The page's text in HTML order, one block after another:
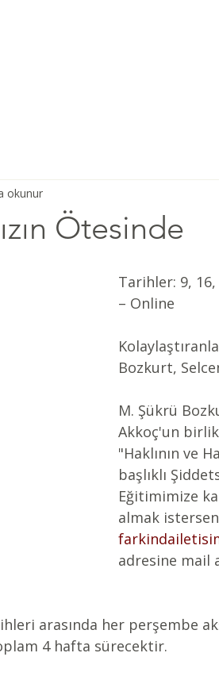
Ötesinde
okunur
Tarihler: 9,
– Online
Bozkurt,
M. Şükrü
Akkoç'un
"Haklının ve
başlıklı
Eğitimimize
almak
adresine mail
arasında her perşembe
4 hafta sürecektir.